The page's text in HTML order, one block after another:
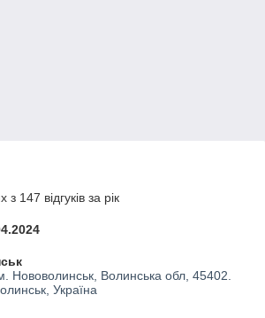
147 відгуків за рік
Нововолинськ, Волинська обл, 45402.
Україна